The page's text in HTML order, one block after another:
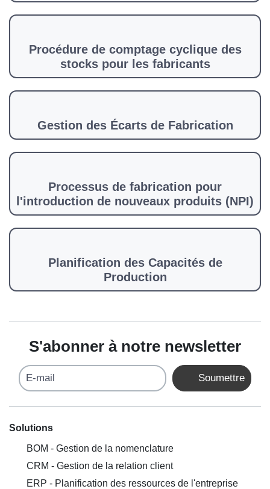
Procédure de comptage cyclique des
stocks pour les fabricants
Gestion des Écarts de Fabrication
Processus de fabrication pour
l'introduction de nouveaux produits (NPI)
Planification des Capacités de
Production
S'abonner à notre newsletter
E-mail Soumettre
Solutions
BOM - Gestion de la nomenclature
CRM - Gestion de la relation client
ERP - Planification des ressources de l'entreprise